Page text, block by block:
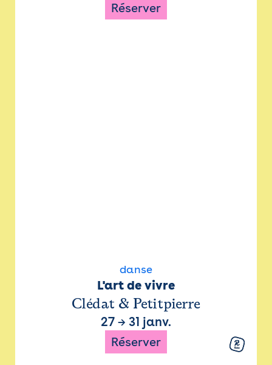
Réserver
danse
L'art de vivre
Clédat & Petitpierre
27 → 31 janv.
Réserver